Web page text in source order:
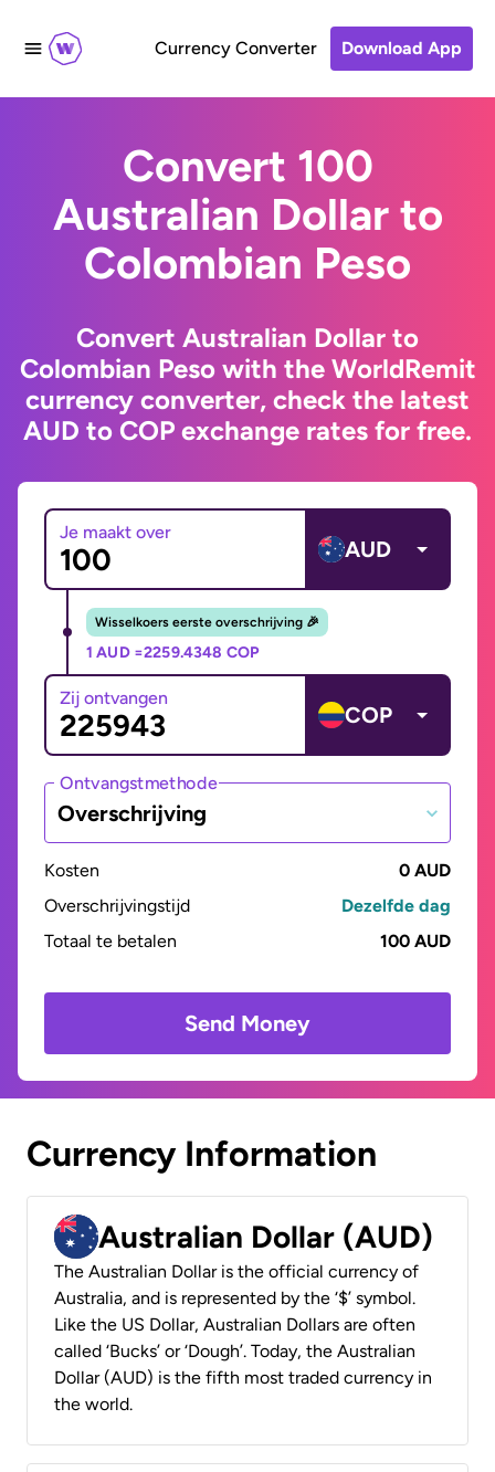
Currency Converter Download App
Convert 100
Australian Dollar to
Colombian Peso
Convert Australian Dollar to
Colombian Peso with the WorldRemit
currency converter, check the latest
AUD to COP exchange rates for free.
Je maakt over
AUD
Wisselkoers eerste overschrijving 🎉
1 AUD =2259.4348 COP
Zij ontvangen
COP
Ontvangstmethode
Overschrijving
Kosten
0 AUD
Overschrijvingstijd
Dezelfde dag
Totaal te betalen
100 AUD
Send Money
Currency Information
Australian Dollar (AUD)
The Australian Dollar is the official currency of
Australia, and is represented by the ‘$’ symbol.
Like the US Dollar, Australian Dollars are often
called ‘Bucks’ or ‘Dough’. Today, the Australian
Dollar (AUD) is the fifth most traded currency in
the world.